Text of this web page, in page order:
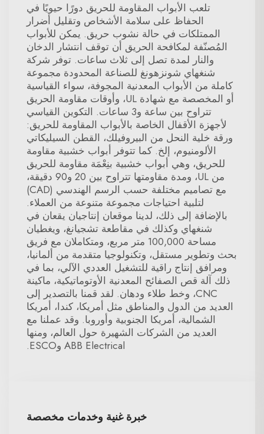
تلعب الأبواب المقاومة للحريق دورًا حيويًا في
الحفاظ على سلامة الأشخاص وتقليل أضرار
الممتلكات في حالة نشوب حريق. يمكن للأبواب
المُصنّفة لمكافحة الحريق أن توقف انتشار الدخان
والنار لمدة تصل إلى ثلاث ساعات. توفر شركة
شنغهاي شونزهونغ للصناعة المحدودة مجموعة
كاملة من الأبواب المعدنية المجوفة، سواء القياسية
أو المخصصة مع شهادة UL، وأوقات مقاومة الحريق
تتراوح بين ساعة و3 ساعات. التكوين القياسي
لأجهزة الأقفال الخاصة بالأبواب المقاومة للحريق:
ورقة خلية النحل من البيروفيلك، القطن السيليكاتي
الألومنيوم، إلخ. كما تتوفر أبواب خشبية مقاومة
للحريق، وهي أبواب خشبية بنِعْمَة مقاومة للحريق
من UL، ومدة مقاومتها تتراوح بين 20 و90 دقيقة،
مع تصاميم مختلفة حسب الرسم الهندسي (CAD)
لتلبية احتياجات مجموعة متنوعة من العملاء.
بالإضافة إلى ذلك، لدينا موقعان إنتاجيان يقعان في
شنغهاي وكذلك في مقاطعة تشجيانغ، ويغطيان
مساحة 100,000 متر مربع، ومتكاملان مع فريق
بحث وتطوير مستقل، وتكنولوجيا متقدمة من ألمانيا،
ومرافق إنتاج راقية للتشغيل العددي الآلي، بما في
ذلك آلة قص الصفائح المعدنية الأوتوماتيكية، ماكينة
CNC، وخط طلاء ودهان. لقد قمنا بالتصدير إلى
العديد من الدول والمناطق مثل أمريكا، كندا، أمريكا
الشمالية، أمريكا الجنوبية وأوروبا. وقد عملنا مع
العديد من الشركات الشهيرة حول العالم، ومنها
ABB Electrical وESCO.
خبرة غنية وخدمات مخصصة